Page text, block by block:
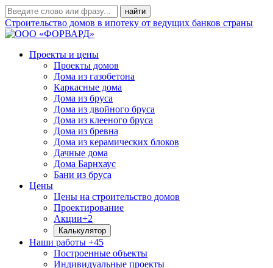
Строительство домов в ипотеку от ведущих банков страны
Проекты и цены
Проекты домов
Дома из газобетона
Каркасные дома
Дома из бруса
Дома из двойного бруса
Дома из клееного бруса
Дома из бревна
Дома из керамических блоков
Дачные дома
Дома Барнхаус
Бани из бруса
Цены
Цены на строительство домов
Проектирование
Акции+2
Калькулятор
Наши работы +45
Построенные объекты
Индивидуальные проекты